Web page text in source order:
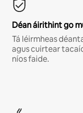
Déan áirithint go
Tá léirmheas
agus cuirtear
níos faide.